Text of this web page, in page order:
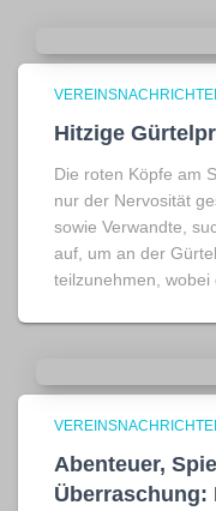
Hitzige
Die roten Köpfe am
nur der Nervosität
sowie Verwandte,
auf, um an der
teilzunehmen, wobei
Abenteuer,
Überraschung: